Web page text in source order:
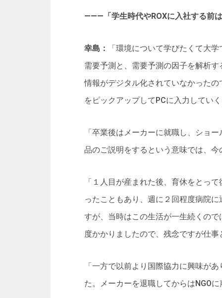
―――「学生時代やROXに入社する前
幸島：
「環境について学びたくて大
需要予測と、需要予測の因子を解析
情報がデジタル化されていなかった
をピックアップしてPCに入力してい
「卒業後はメーカーに就職し、ショ
品のご説明をするという意味では、
「１人目が産まれた後、育休をとっ
ったこともあり、週に２回程度病院
すが、当時はこの生活が一生続くの
度かかりましたので、残念ですが仕
「一方で以前より国際協力に興味が
た。メーカーを退職してからはNGO